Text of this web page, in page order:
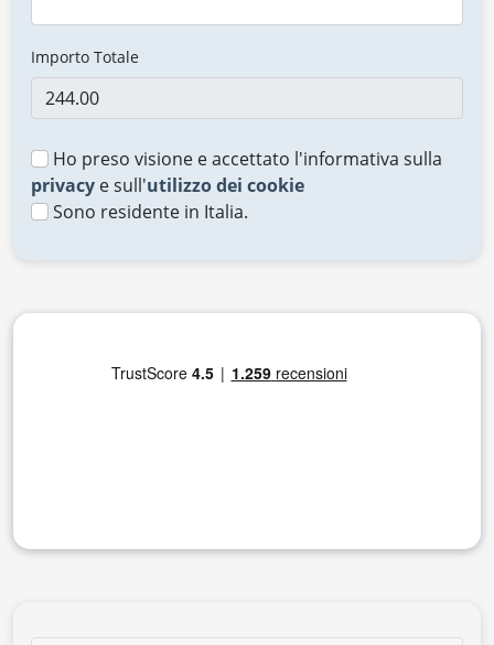
Importo Totale
Ho preso visione e accettato l'informativa sulla
privacy e sull'utilizzo dei cookie
Sono residente in Italia.